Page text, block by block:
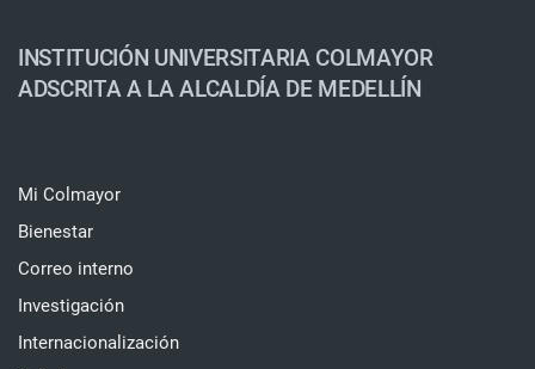
INSTITUCIÓN UNIVERSITARIA COLMAYOR
ADSCRITA A LA ALCALDÍA DE MEDELLÍN
Mi Colmayor
Bienestar
Correo interno
Investigación
Internacionalización